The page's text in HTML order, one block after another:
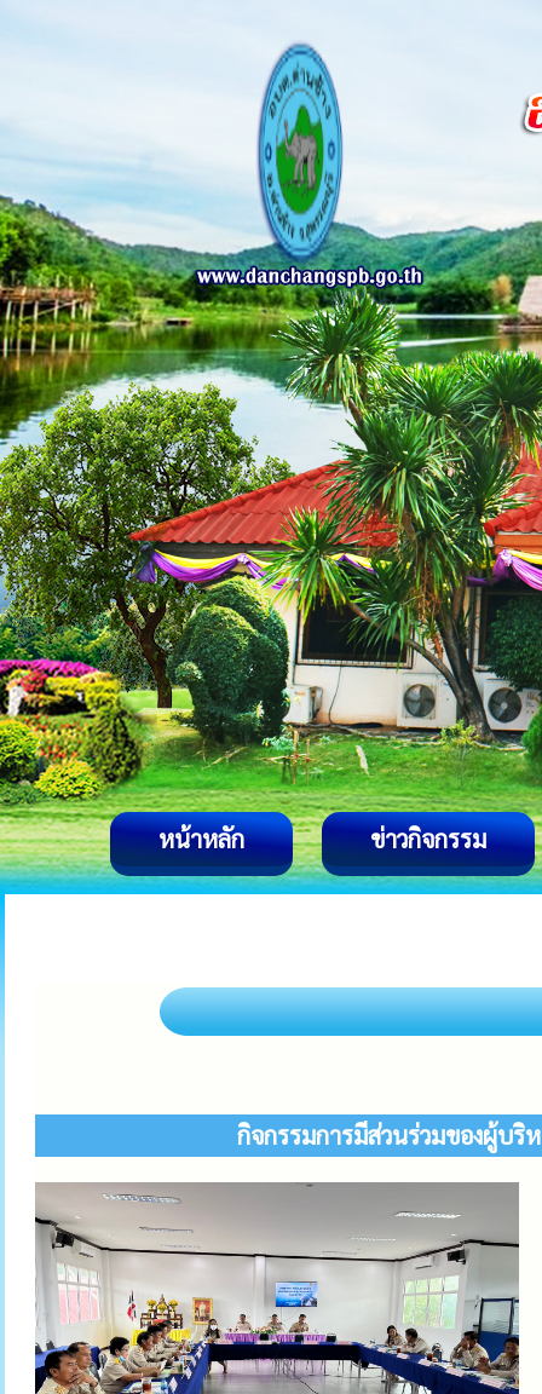
หน้าหลัก ข่าวกิจกรรม
กิจกรรมการมีส่วนร่วมของผู้บริ